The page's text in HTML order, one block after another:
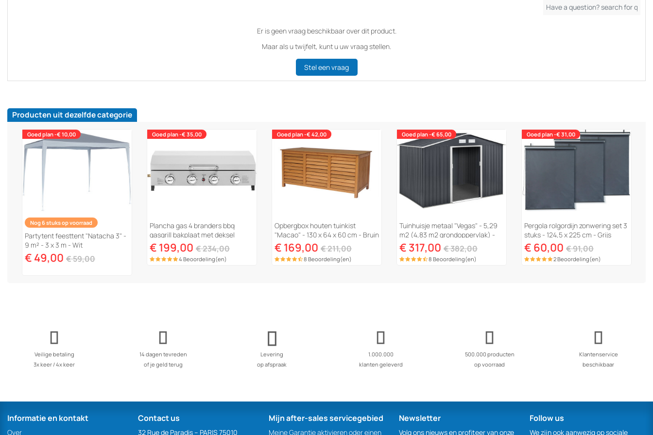
Er is geen vraag beschikbaar over dit product.
Maar als u twijfelt, kunt u uw vraag stellen.
Stel een vraag
Producten uit dezelfde categorie
Goed plan -€ 10,00
Nog 6 stuks op voorraad
Partytent feesttent "Natacha 3" -
9 m² - 3 x 3 m - Wit
€ 49,00 € 59,00
Goed plan -€ 35,00
Plancha gas 4 branders bbq
gasgrill bakplaat met deksel
"Fasto" - 10 kW - Grijs
€ 199,00 € 234,00
4 Beoordeling(en)
Goed plan -€ 42,00
Opbergbox houten tuinkist
"Macao" - 130 x 64 x 60 cm - Bruin
- kastanjebruin
€ 169,00 € 211,00
8 Beoordeling(en)
Goed plan -€ 65,00
Tuinhuisje metaal "Vegas" - 5,29
m2 (4,83 m2 grondoppervlak) -
Grijs
€ 317,00 € 382,00
8 Beoordeling(en)
Goed plan -€ 31,00
Pergola rolgordijn zonwering set 3
stuks - 124,5 x 225 cm - Grijs
antraciet
€ 60,00 € 91,00
2 Beoordeling(en)
Veilige betaling
3x keer / 4x keer
14 dagen tevreden
of je geld terug
Levering
op afspraak
1.000.000
klanten geleverd
500.000 producten
op voorraad
Klantenservice
beschikbaar
Informatie en kontakt
Over
Contact us
32 Rue de Paradis – PARIS 75010
Mijn after-sales servicegebied
Meine Garantie aktivieren oder einen
Newsletter
Volg ons nieuws en profiteer van onze
Follow us
We zijn ook aanwezig op sociale